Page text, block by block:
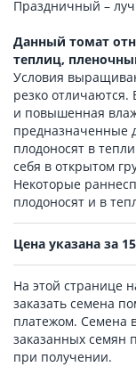
Праздничный –
Данный томат
теплиц,
Условия
резко
и повышенная
предназначенные
плодоносят в
себя в открытом
Некоторые
плодоносят и в
Цена указана за
На этой странице
заказать семена
платежом. Семена
заказанных семян
при получении.